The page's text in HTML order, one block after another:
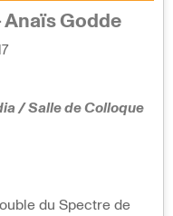
Anaïs Godde
/ Salle de Colloque
du Spectre de